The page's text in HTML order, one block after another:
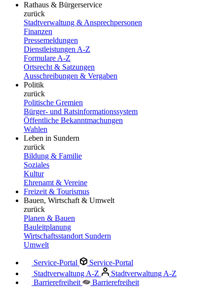
Rathaus & Bürgerservice
zurück
Stadtverwaltung & Ansprechpersonen
Finanzen
Pressemeldungen
Dienstleistungen A-Z
Formulare A-Z
Ortsrecht & Satzungen
Ausschreibungen & Vergaben
Politik
zurück
Politische Gremien
Bürger- und Ratsinformationssystem
Öffentliche Bekanntmachungen
Wahlen
Leben in Sundern
zurück
Bildung & Familie
Soziales
Kultur
Ehrenamt & Vereine
Freizeit & Tourismus
Bauen, Wirtschaft & Umwelt
zurück
Planen & Bauen
Bauleitplanung
Wirtschaftsstandort Sundern
Umwelt
Service-Portal
Service-Portal
Stadtverwaltung A-Z
Stadtverwaltung A-Z
Barrierefreiheit
Barrierefreiheit